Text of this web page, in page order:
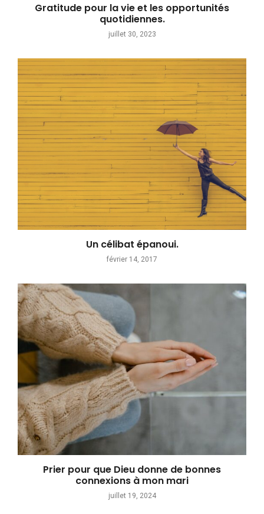
Gratitude pour la vie et les opportunités
quotidiennes.
juillet 30, 2023
Un célibat épanoui.
février 14, 2017
Prier pour que Dieu donne de bonnes
connexions à mon mari
juillet 19, 2024